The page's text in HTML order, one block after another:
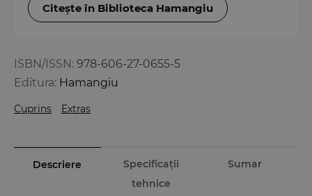
ISBN/ISSN: 978-606-27-0655-5
Editura: Hamangiu
Cuprins Extras
Citește în Biblioteca Hamangiu
Descriere
Specificații
tehnice
Sumar